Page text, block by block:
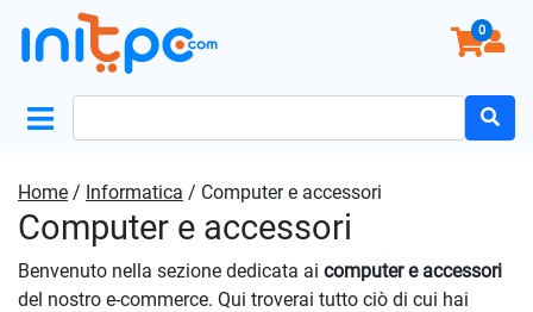
0
Home / Informatica / Computer e accessori
Computer e accessori
Benvenuto nella sezione dedicata ai computer e accessori
del nostro e-commerce. Qui troverai tutto ciò di cui hai